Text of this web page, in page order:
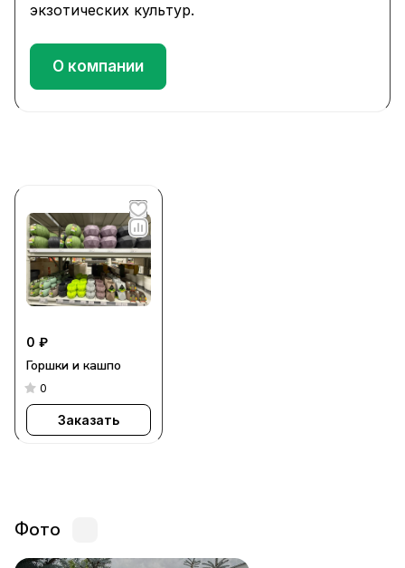
экзотических культур.
О компании
0 ₽
Горшки и кашпо
0
Заказать
Фото